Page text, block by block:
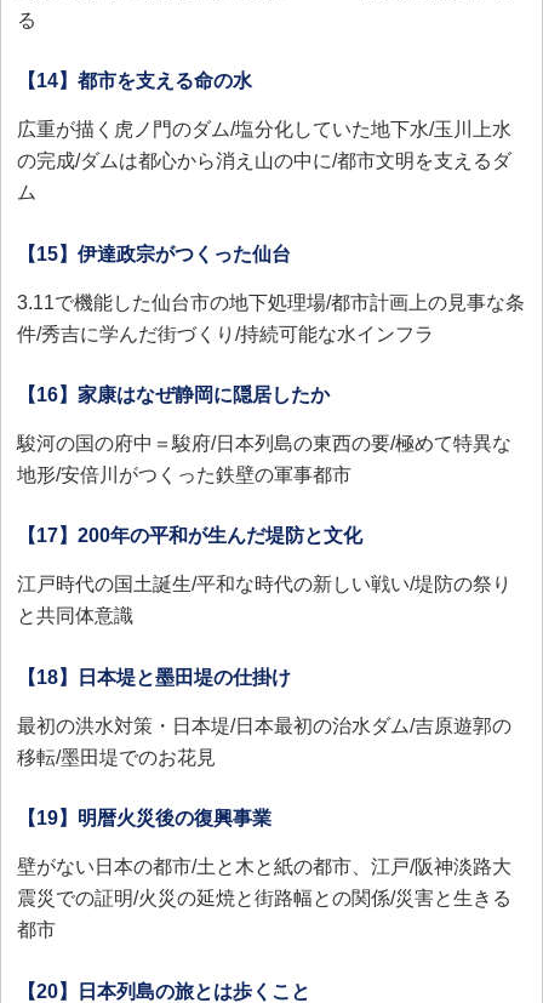
る
【14】都市を支える命の水
広重が描く虎ノ門のダム/塩分化していた地下水/玉川上水
の完成/ダムは都心から消え山の中に/都市文明を支えるダ
ム
【15】伊達政宗がつくった仙台
3.11で機能した仙台市の地下処理場/都市計画上の見事な条
件/秀吉に学んだ街づくり/持続可能な水インフラ
【16】家康はなぜ静岡に隠居したか
駿河の国の府中＝駿府/日本列島の東西の要/極めて特異な
地形/安倍川がつくった鉄壁の軍事都市
【17】200年の平和が生んだ堤防と文化
江戸時代の国土誕生/平和な時代の新しい戦い/堤防の祭り
と共同体意識
【18】日本堤と墨田堤の仕掛け
最初の洪水対策・日本堤/日本最初の治水ダム/吉原遊郭の
移転/墨田堤でのお花見
【19】明暦火災後の復興事業
壁がない日本の都市/土と木と紙の都市、江戸/阪神淡路大
震災での証明/火災の延焼と街路幅との関係/災害と生きる
都市
【20】日本列島の旅とは歩くこと